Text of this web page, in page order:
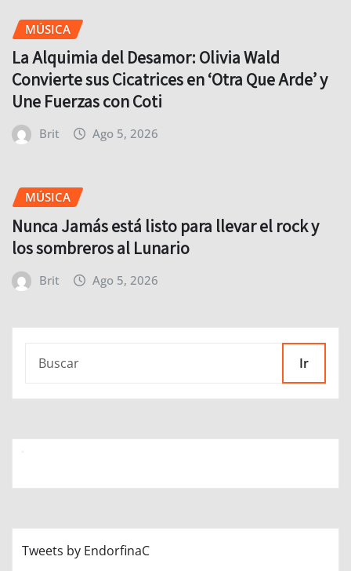
MÚSICA
La Alquimia del Desamor: Olivia Wald
Convierte sus Cicatrices en ‘Otra Que Arde’ y
Une Fuerzas con Coti
Brit Ago 5, 2026
MÚSICA
Nunca Jamás está listo para llevar el rock y
los sombreros al Lunario
Brit Ago 5, 2026
Ir
Tweets by EndorfinaC